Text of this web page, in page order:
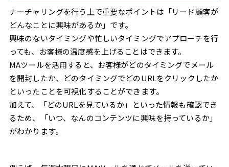
ナーチャリングを行う上で重要なポイントは「リード顧客が
どんなことに興味があるか」です。
興味のないタイミングや忙しいタイミングでアプローチを行
っても、お客様の温度感を上げることはできます。
MAツールを活用すると、お客様がどのタイミングでメール
を開封したか、どのタイミングでどのURLをクリックしたか
といったことを可視化することができます。
加えて、「どのURLを見ているか」といった情報も確認でき
るため、「いつ、なんのコンテンツに興味を持っているか」
がわかります。